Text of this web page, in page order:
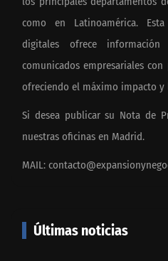
como en Latinoamérica.
digitales ofrece
comunicados empresariales
ofreciendo el máximo impacto
Si desea publicar su Nota de
nuestras oficinas en Madrid.
MAIL:
Últimas noticias